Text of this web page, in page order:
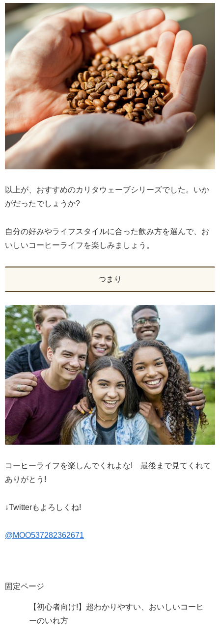
以上が、おすすめのカリタウェーブシリーズでした。いか
がだったでしょうか?
自分の好みやライフスタイルに合った飲み方を選んで、お
いしいコーヒーライフを楽しみましょう。
つまり
コーヒーライフを楽しんでくれよな! 最後まで見てくれて
ありがとう!
↓Twitterもよろしくね!
@MOO537282362671
固定ページ
【初心者向け!】超わかりやすい、おいしいコーヒ
ーのいれ方